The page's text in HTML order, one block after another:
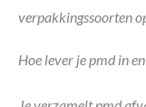
verpakkingssoorten
Hoe lever je pmd in